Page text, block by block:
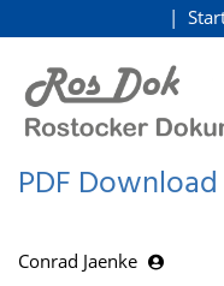
zum Inhalt
PDF Download
Conrad Jaenke